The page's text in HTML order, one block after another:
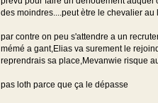
des moindres....peut ètre le chevalier au
par contre on peu s'attendre a un
mémé a gant,Elias va surement le
reprendrais sa place,Mevanwie risque
pas loth parce que ça le dépasse